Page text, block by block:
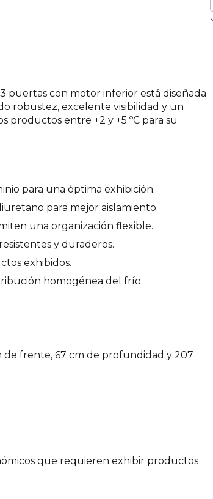
puertas con motor inferior está diseñada
robustez, excelente visibilidad y un
productos entre +2 y +5 ºC para su
para una óptima exhibición.
para mejor aislamiento.
una organización flexible.
y duraderos.
exhibidos.
homogénea del frío.
de frente, 67 cm de profundidad y 207
que requieren exhibir productos